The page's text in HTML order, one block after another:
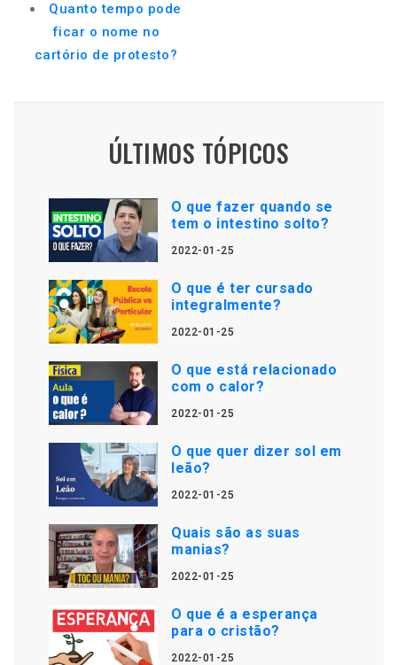
Quanto tempo pode
ficar o nome no
cartório de protesto?
ÚLTIMOS TÓPICOS
O que fazer quando se
tem o intestino solto?
2022-01-25
O que é ter cursado
integralmente?
2022-01-25
O que está relacionado
com o calor?
2022-01-25
O que quer dizer sol em
leão?
2022-01-25
Quais são as suas
manias?
2022-01-25
O que é a esperança
para o cristão?
2022-01-25